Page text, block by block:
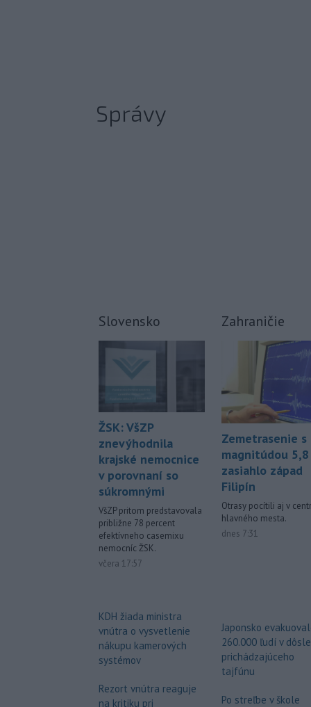
Správy
Slovensko
ŽSK: VšZP
znevýhodnila
krajské nemocnice
v porovnaní so
súkromnými
VšZP pritom predstavovala
približne 78 percent
efektívneho casemixu
nemocníc ŽSK.
včera 17:57
KDH žiada ministra
vnútra o vysvetlenie
nákupu kamerových
systémov
Rezort vnútra reaguje
na kritiku pri
Zahraničie
Zemetrasenie s
magnitúdou 5,8
zasiahlo západ
Filipín
Otrasy pocítili aj v
hlavného mesta.
dnes 7:31
Japonsko
260.000 ľudí v
prichádzajúceho
tajfúnu
Po streľbe v škole